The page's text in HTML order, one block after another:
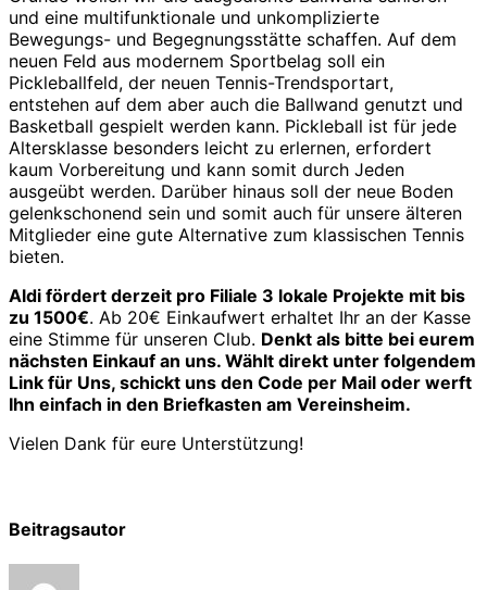
und eine multifunktionale und unkomplizierte
Bewegungs- und Begegnungsstätte schaffen. Auf dem
neuen Feld aus modernem Sportbelag soll ein
Pickleballfeld, der neuen Tennis-Trendsportart,
entstehen auf dem aber auch die Ballwand genutzt und
Basketball gespielt werden kann. Pickleball ist für jede
Altersklasse besonders leicht zu erlernen, erfordert
kaum Vorbereitung und kann somit durch Jeden
ausgeübt werden. Darüber hinaus soll der neue Boden
gelenkschonend sein und somit auch für unsere älteren
Mitglieder eine gute Alternative zum klassischen Tennis
bieten.
Aldi fördert derzeit pro Filiale 3 lokale Projekte mit bis
zu 1500€. Ab 20€ Einkaufwert erhaltet Ihr an der Kasse
eine Stimme für unseren Club. Denkt als bitte bei eurem
nächsten Einkauf an uns. Wählt direkt unter folgendem
Link für Uns, schickt uns den Code per Mail oder werft
Ihn einfach in den Briefkasten am Vereinsheim.
Vielen Dank für eure Unterstützung!
Beitragsautor